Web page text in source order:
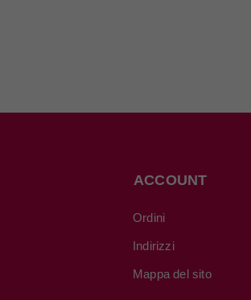
ACCOUNT
Ordini
Indirizzi
Mappa del sito